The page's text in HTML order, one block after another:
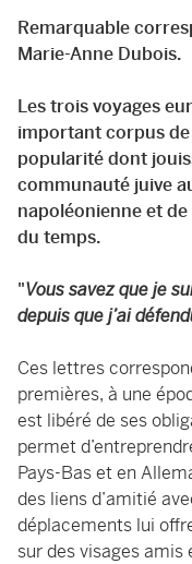
Remarquable
Marie-Anne Dubois.
Les trois voyages
important corpus
popularité dont
communauté juive
napoléonienne et
du temps.
"Vous savez que je
depuis que j’ai
Ces lettres
premières, à une
est libéré de ses
permet
Pays-Bas et en
des liens d’amitié
déplacements lui
sur des visages amis